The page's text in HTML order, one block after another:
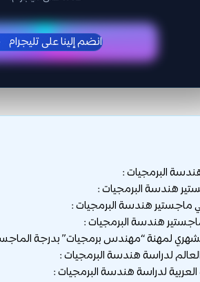
انضم إلينا على تليجرام
البرمجيات :
هندسة البرمجيات :
هندسة البرمجيات :
هندسة البرمجيات :
لمهنة “مهندس برمجيات” بدرجة
لدراسة هندسة البرمجيات :
لدراسة هندسة البرمجيات :